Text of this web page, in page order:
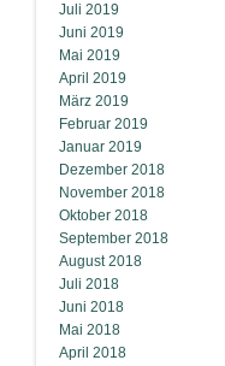
Juli 2019
Juni 2019
Mai 2019
April 2019
März 2019
Februar 2019
Januar 2019
Dezember 2018
November 2018
Oktober 2018
September 2018
August 2018
Juli 2018
Juni 2018
Mai 2018
April 2018